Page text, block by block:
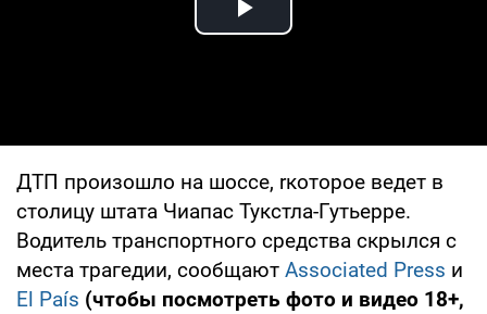
Play Video
ДТП произошло на шоссе, rкоторое ведет в
столицу штата Чиапас Тукстла-Гутьерре.
Водитель транспортного средства скрылся с
места трагедии, сообщают Associated Press и
El País (чтобы посмотреть фото и видео 18+,